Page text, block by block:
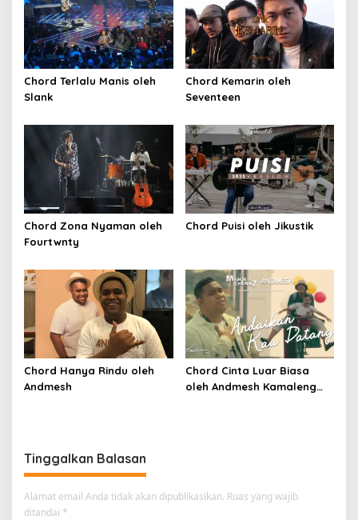
Chord Terlalu Manis oleh
Slank
Chord Kemarin oleh
Seventeen
Chord Zona Nyaman oleh
Fourtwnty
Chord Puisi oleh Jikustik
Chord Hanya Rindu oleh
Andmesh
Chord Cinta Luar Biasa
oleh Andmesh Kamaleng
Tinggalkan Balasan
Alamat email Anda tidak akan dipublikasikan. Ruas yang wajib
ditandai *